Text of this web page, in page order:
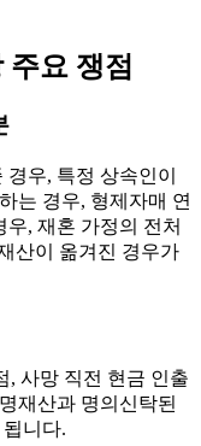
요 쟁점
우, 특정 상속인이
는 경우, 형제자매 연
, 재혼 가정의 전처
산이 옮겨진 경우가
, 사망 직전 현금 인출
재산과 명의신탁된
니다.